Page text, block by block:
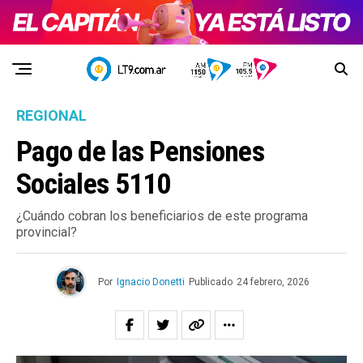
REGIONAL
Pago de las Pensiones
Sociales 5110
¿Cuándo cobran los beneficiarios de este programa
provincial?
Por Ignacio Donetti Publicado 24 febrero, 2026